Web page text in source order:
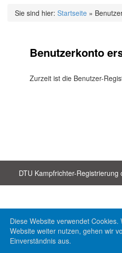
Sie sind hier: Startseite »
Benutzerkonto
Zurzeit ist die Benutzer-
DTU Kampfrichter-
Diese Website verwendet Cookies.
Website weiter nutzen, gehen wir
Einverständnis aus.